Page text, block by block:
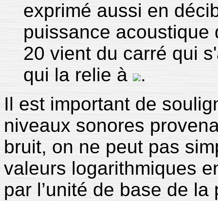
exprimé aussi en
puissance
20 vient du carré qui
qui la relie à
.
Il est important de
niveaux sonores
bruit, on ne peut pas
valeurs logarithmiques
par l’unité de base de